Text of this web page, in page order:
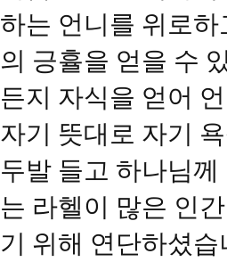
하는 언니를 위로
의 긍휼을 얻을 수
든지 자식을 얻어
자기 뜻대로 자기
두발 들고 하나님
는 라헬이 많은 인
기 위해 연단하셨